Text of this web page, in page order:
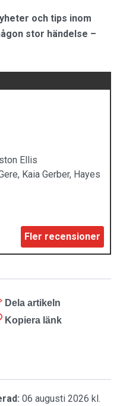
och tips inom
stor händelse –
Ellis
Kaia Gerber, Hayes
Fler recensioner
Dela artikeln
Kopiera länk
06 augusti 2026 kl.